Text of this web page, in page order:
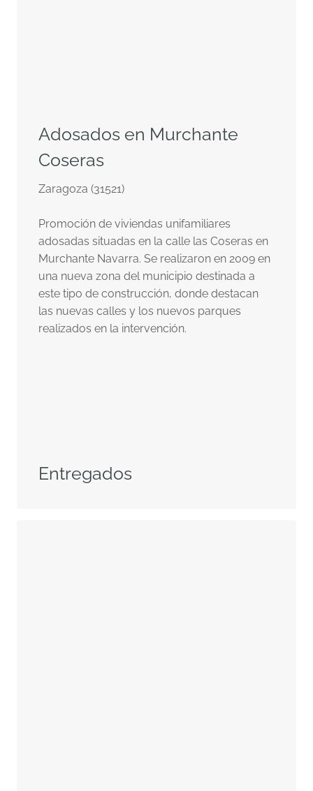
Adosados en Murchante
Coseras
Zaragoza (31521)
Promoción de viviendas unifamiliares
adosadas situadas en la calle las Coseras en
Murchante Navarra. Se realizaron en 2009 en
una nueva zona del municipio destinada a
este tipo de construcción, donde destacan
las nuevas calles y los nuevos parques
realizados en la intervención.
Entregados